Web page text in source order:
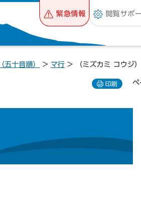
緊急情報 閲覧サポ
五十音順） > マ行 > （ミズカミ コウジ
印刷